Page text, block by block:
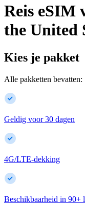
Reis eSIM
the United
Kies je pakket
Alle pakketten bevatten:
Geldig voor 30 dagen
4G/LTE-dekking
Beschikbaarheid in 90+